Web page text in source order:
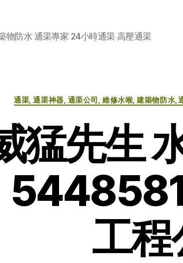
物防水 通渠專家 24小時通渠 高壓通渠
分
类
通渠, 通渠神器, 通渠公司, 維修水喉, 建築物防水,
猛先生
工程